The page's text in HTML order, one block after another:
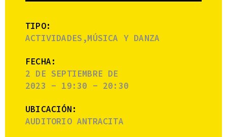
TIPO:
ACTIVIDADES,MÚSICA Y DANZA
FECHA:
2 DE SEPTIEMBRE DE
2023 - 19:30 - 20:30
UBICACIÓN:
AUDITORIO ANTRACITA